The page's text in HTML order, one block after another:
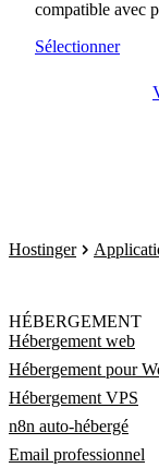
compatible avec
Sélectionner
Hostinger
HÉBERGEMENT
Hébergement web
Hébergement pour
Hébergement VPS
n8n auto-hébergé
Email professionnel